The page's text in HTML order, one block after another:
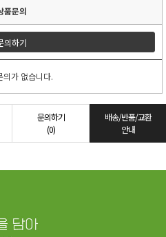
품문의
의하기
의가 없습니다.
문의하기
(0)
배송/반품/교환
안내